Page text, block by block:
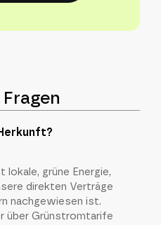
grüne Energie,
direkten Verträge
nachgewiesen ist.
über Grünstromtarife